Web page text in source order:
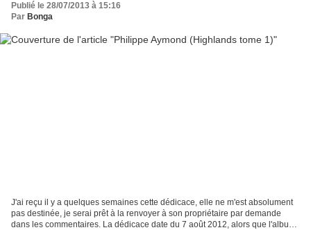
Publié le 28/07/2013 à 15:16
Par Bonga
J'ai reçu il y a quelques semaines cette dédicace, elle ne m'est absolument
pas destinée, je serai prêt à la renvoyer à son propriétaire par demande
dans les commentaires. La dédicace date du 7 août 2012, alors que l'album